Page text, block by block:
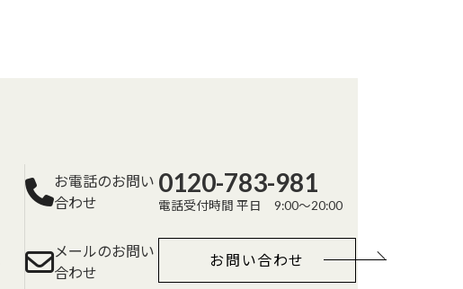
お電話のお問い
合わせ
0120-783-981
電話受付時間 平日 9:00～20:00
メールのお問い
合わせ
お問い合わせ